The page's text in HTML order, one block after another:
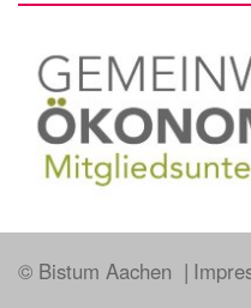
© Bistum Aachen